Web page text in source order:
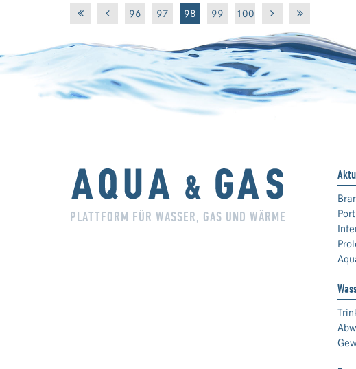
96 97 98 99 100
PLATTFORM FÜR WASSER, GAS UND WÄRME